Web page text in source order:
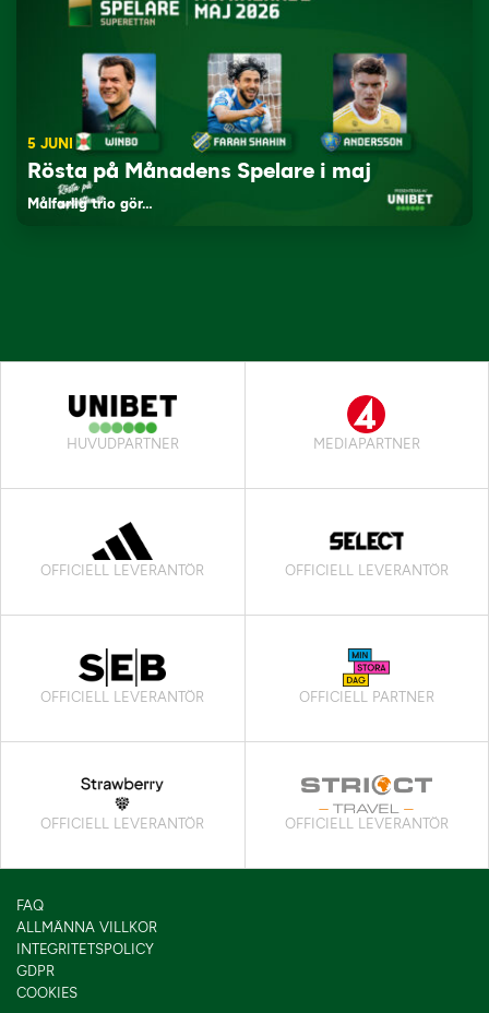
5 JUNI
Rösta på Månadens Spelare i maj
Målfarlig trio gör…
HUVUDPARTNER MEDIAPARTNER
OFFICIELL LEVERANTÖR OFFICIELL LEVERANTÖR
OFFICIELL LEVERANTÖR OFFICIELL PARTNER
OFFICIELL LEVERANTÖR OFFICIELL LEVERANTÖR
FAQ
ALLMÄNNA VILLKOR
INTEGRITETSPOLICY
GDPR
COOKIES